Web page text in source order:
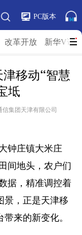
PC版本
改革开放 新华V访
移动“智慧
坻
集团天津有限公司
钟庄镇大米庄
间地头，农户们
据，精准调控着
景，正是天津移
来的新变化。